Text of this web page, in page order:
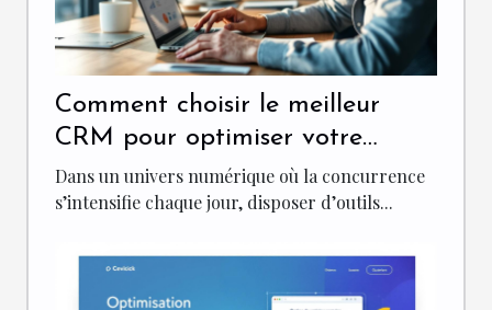
Comment choisir le meilleur
CRM pour optimiser votre
marketing entrant ?
Dans un univers numérique où la concurrence
s’intensifie chaque jour, disposer d’outils...